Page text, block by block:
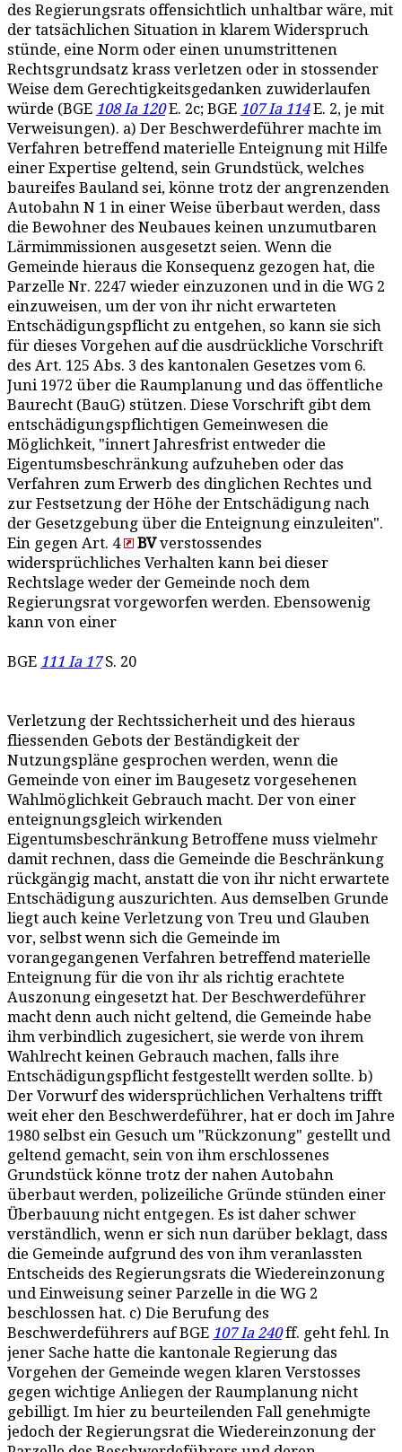
des Regierungsrats offensichtlich unhaltbar wäre, mit
der tatsächlichen Situation in klarem Widerspruch
stünde, eine Norm oder einen unumstrittenen
Rechtsgrundsatz krass verletzen oder in stossender
Weise dem Gerechtigkeitsgedanken zuwiderlaufen
würde (BGE 108 Ia 120E. 2c; BGE 107 Ia 114E. 2, je mit
Verweisungen). a) Der Beschwerdeführer machte im
Verfahren betreffend materielle Enteignung mit Hilfe
einer Expertise geltend, sein Grundstück, welches
baureifes Bauland sei, könne trotz der angrenzenden
Autobahn N 1 in einer Weise überbaut werden, dass
die Bewohner des Neubaues keinen unzumutbaren
Lärmimmissionen ausgesetzt seien. Wenn die
Gemeinde hieraus die Konsequenz gezogen hat, die
Parzelle Nr. 2247 wieder einzuzonen und in die WG 2
einzuweisen, um der von ihr nicht erwarteten
Entschädigungspflicht zu entgehen, so kann sie sich
für dieses Vorgehen auf die ausdrückliche Vorschrift
des Art. 125 Abs. 3 des kantonalen Gesetzes vom 6.
Juni 1972 über die Raumplanung und das öffentliche
Baurecht (BauG) stützen. Diese Vorschrift gibt dem
entschädigungspflichtigen Gemeinwesen die
Möglichkeit, "innert Jahresfrist entweder die
Eigentumsbeschränkung aufzuheben oder das
Verfahren zum Erwerb des dinglichen Rechtes und
zur Festsetzung der Höhe der Entschädigung nach
der Gesetzgebung über die Enteignung einzuleiten".
Ein gegen Art. 4
BVverstossendes
widersprüchliches Verhalten kann bei dieser
Rechtslage weder der Gemeinde noch dem
Regierungsrat vorgeworfen werden. Ebensowenig
kann von einer
BGE 111 Ia 17S. 20
Verletzung der Rechtssicherheit und des hieraus
fliessenden Gebots der Beständigkeit der
Nutzungspläne gesprochen werden, wenn die
Gemeinde von einer im Baugesetz vorgesehenen
Wahlmöglichkeit Gebrauch macht. Der von einer
enteignungsgleich wirkenden
Eigentumsbeschränkung Betroffene muss vielmehr
damit rechnen, dass die Gemeinde die Beschränkung
rückgängig macht, anstatt die von ihr nicht erwartete
Entschädigung auszurichten. Aus demselben Grunde
liegt auch keine Verletzung von Treu und Glauben
vor, selbst wenn sich die Gemeinde im
vorangegangenen Verfahren betreffend materielle
Enteignung für die von ihr als richtig erachtete
Auszonung eingesetzt hat. Der Beschwerdeführer
macht denn auch nicht geltend, die Gemeinde habe
ihm verbindlich zugesichert, sie werde von ihrem
Wahlrecht keinen Gebrauch machen, falls ihre
Entschädigungspflicht festgestellt werden sollte. b)
Der Vorwurf des widersprüchlichen Verhaltens trifft
weit eher den Beschwerdeführer, hat er doch im Jahre
1980 selbst ein Gesuch um "Rückzonung" gestellt und
geltend gemacht, sein von ihm erschlossenes
Grundstück könne trotz der nahen Autobahn
überbaut werden, polizeiliche Gründe stünden einer
Überbauung nicht entgegen. Es ist daher schwer
verständlich, wenn er sich nun darüber beklagt, dass
die Gemeinde aufgrund des von ihm veranlassten
Entscheids des Regierungsrats die Wiedereinzonung
und Einweisung seiner Parzelle in die WG 2
beschlossen hat. c) Die Berufung des
Beschwerdeführers auf BGE 107 Ia 240ff. geht fehl. In
jener Sache hatte die kantonale Regierung das
Vorgehen der Gemeinde wegen klaren Verstosses
gegen wichtige Anliegen der Raumplanung nicht
gebilligt. Im hier zu beurteilenden Fall genehmigte
jedoch der Regierungsrat die Wiedereinzonung der